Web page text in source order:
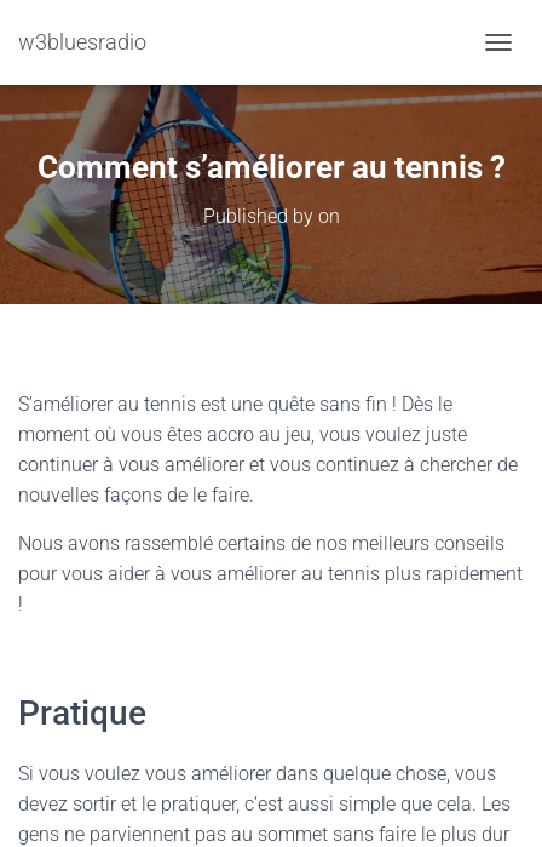
w3bluesradio
Comment s’améliorer au tennis ?
Published by on
S’améliorer au tennis est une quête sans fin ! Dès le
moment où vous êtes accro au jeu, vous voulez juste
continuer à vous améliorer et vous continuez à chercher de
nouvelles façons de le faire.
Nous avons rassemblé certains de nos meilleurs conseils
pour vous aider à vous améliorer au tennis plus rapidement
!
Pratique
Si vous voulez vous améliorer dans quelque chose, vous
devez sortir et le pratiquer, c’est aussi simple que cela. Les
gens ne parviennent pas au sommet sans faire le plus dur